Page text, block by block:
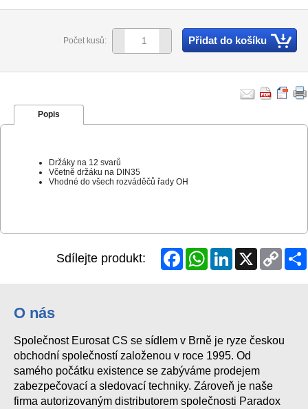
Počet kusů: Přidat do košíku
Popis
Držáky na 12 svarů
Včetně držáku na DIN35
Vhodné do všech rozváděčů řady OH
Sdílejte produkt: FacebookWhatsAppLinkedInX
Copy
Link
O nás
Společnost Eurosat CS se sídlem v Brně je ryze českou
obchodní společností založenou v roce 1995. Od
samého počátku existence se zabýváme prodejem
zabezpečovací a sledovací techniky. Zároveň je naše
firma autorizovaným distributorem společnosti Paradox